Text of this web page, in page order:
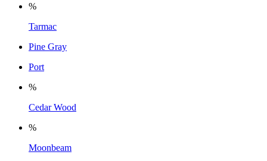
%
Tarmac
Pine Gray
Port
%
Cedar Wood
%
Moonbeam